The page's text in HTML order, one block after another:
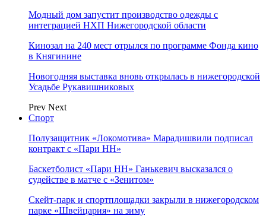
Модный дом запустит производство одежды с
интеграцией НХП Нижегородской области
Кинозал на 240 мест отрылся по программе Фонда кино
в Княгинине
Новогодняя выставка вновь открылась в нижегородской
Усадьбе Рукавишниковых
Prev Next
Спорт
Полузащитник «Локомотива» Марадишвили подписал
контракт с «Пари НН»
Баскетболист «Пари НН» Ганькевич высказался о
судействе в матче с «Зенитом»
Скейт-парк и спортплощадки закрыли в нижегородском
парке «Швейцария» на зиму